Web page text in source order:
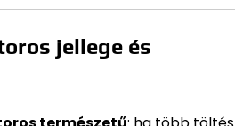
jellege és